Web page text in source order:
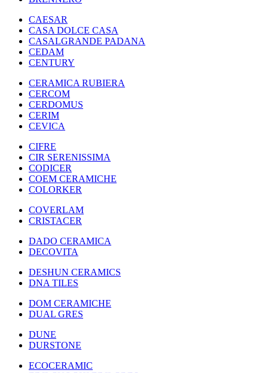
CAESAR
CASA DOLCE CASA
CASALGRANDE PADANA
CEDAM
CENTURY
CERAMICA RUBIERA
CERCOM
CERDOMUS
CERIM
CEVICA
CIFRE
CIR SERENISSIMA
CODICER
COEM CERAMICHE
COLORKER
COVERLAM
CRISTACER
DADO CERAMICA
DECOVITA
DESHUN CERAMICS
DNA TILES
DOM CERAMICHE
DUAL GRES
DUNE
DURSTONE
ECOCERAMIC